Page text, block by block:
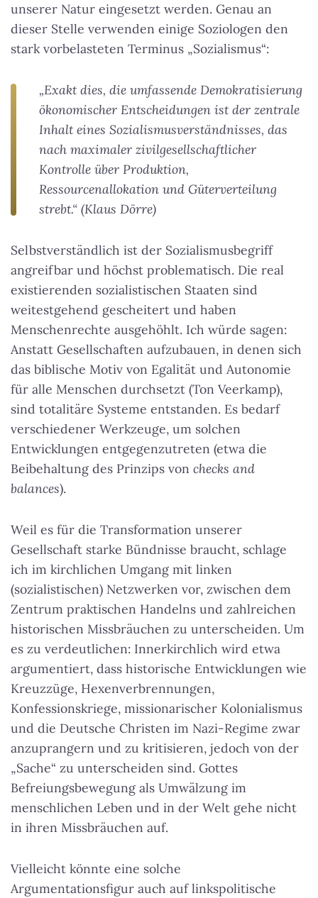
unserer Natur eingesetzt werden. Genau an
dieser Stelle verwenden einige Soziologen den
stark vorbelasteten Terminus „Sozialismus“:
„Exakt dies, die umfassende Demokratisierung
ökonomischer Entscheidungen ist der zentrale
Inhalt eines Sozialismusverständnisses, das
nach maximaler zivilgesellschaftlicher
Kontrolle über Produktion,
Ressourcenallokation und Güterverteilung
strebt.“ (Klaus Dörre)
Selbstverständlich ist der Sozialismusbegriff
angreifbar und höchst problematisch. Die real
existierenden sozialistischen Staaten sind
weitestgehend gescheitert und haben
Menschenrechte ausgehöhlt. Ich würde sagen:
Anstatt Gesellschaften aufzubauen, in denen sich
das biblische Motiv von Egalität und Autonomie
für alle Menschen durchsetzt (Ton Veerkamp),
sind totalitäre Systeme entstanden. Es bedarf
verschiedener Werkzeuge, um solchen
Entwicklungen entgegenzutreten (etwa die
Beibehaltung des Prinzips von checks and
balances).
Weil es für die Transformation unserer
Gesellschaft starke Bündnisse braucht, schlage
ich im kirchlichen Umgang mit linken
(sozialistischen) Netzwerken vor, zwischen dem
Zentrum praktischen Handelns und zahlreichen
historischen Missbräuchen zu unterscheiden. Um
es zu verdeutlichen: Innerkirchlich wird etwa
argumentiert, dass historische Entwicklungen wie
Kreuzzüge, Hexenverbrennungen,
Konfessionskriege, missionarischer Kolonialismus
und die Deutsche Christen im Nazi-Regime zwar
anzuprangern und zu kritisieren, jedoch von der
„Sache“ zu unterscheiden sind. Gottes
Befreiungsbewegung als Umwälzung im
menschlichen Leben und in der Welt gehe nicht
in ihren Missbräuchen auf.
Vielleicht könnte eine solche
Argumentationsfigur auch auf linkspolitische